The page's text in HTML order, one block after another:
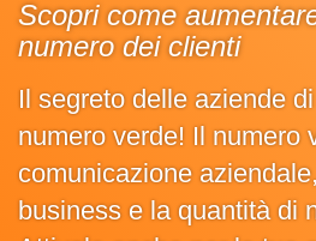
Scopri come
numero dei clienti
Il segreto delle aziende
numero verde! Il numero
comunicazione
business e la quantità di